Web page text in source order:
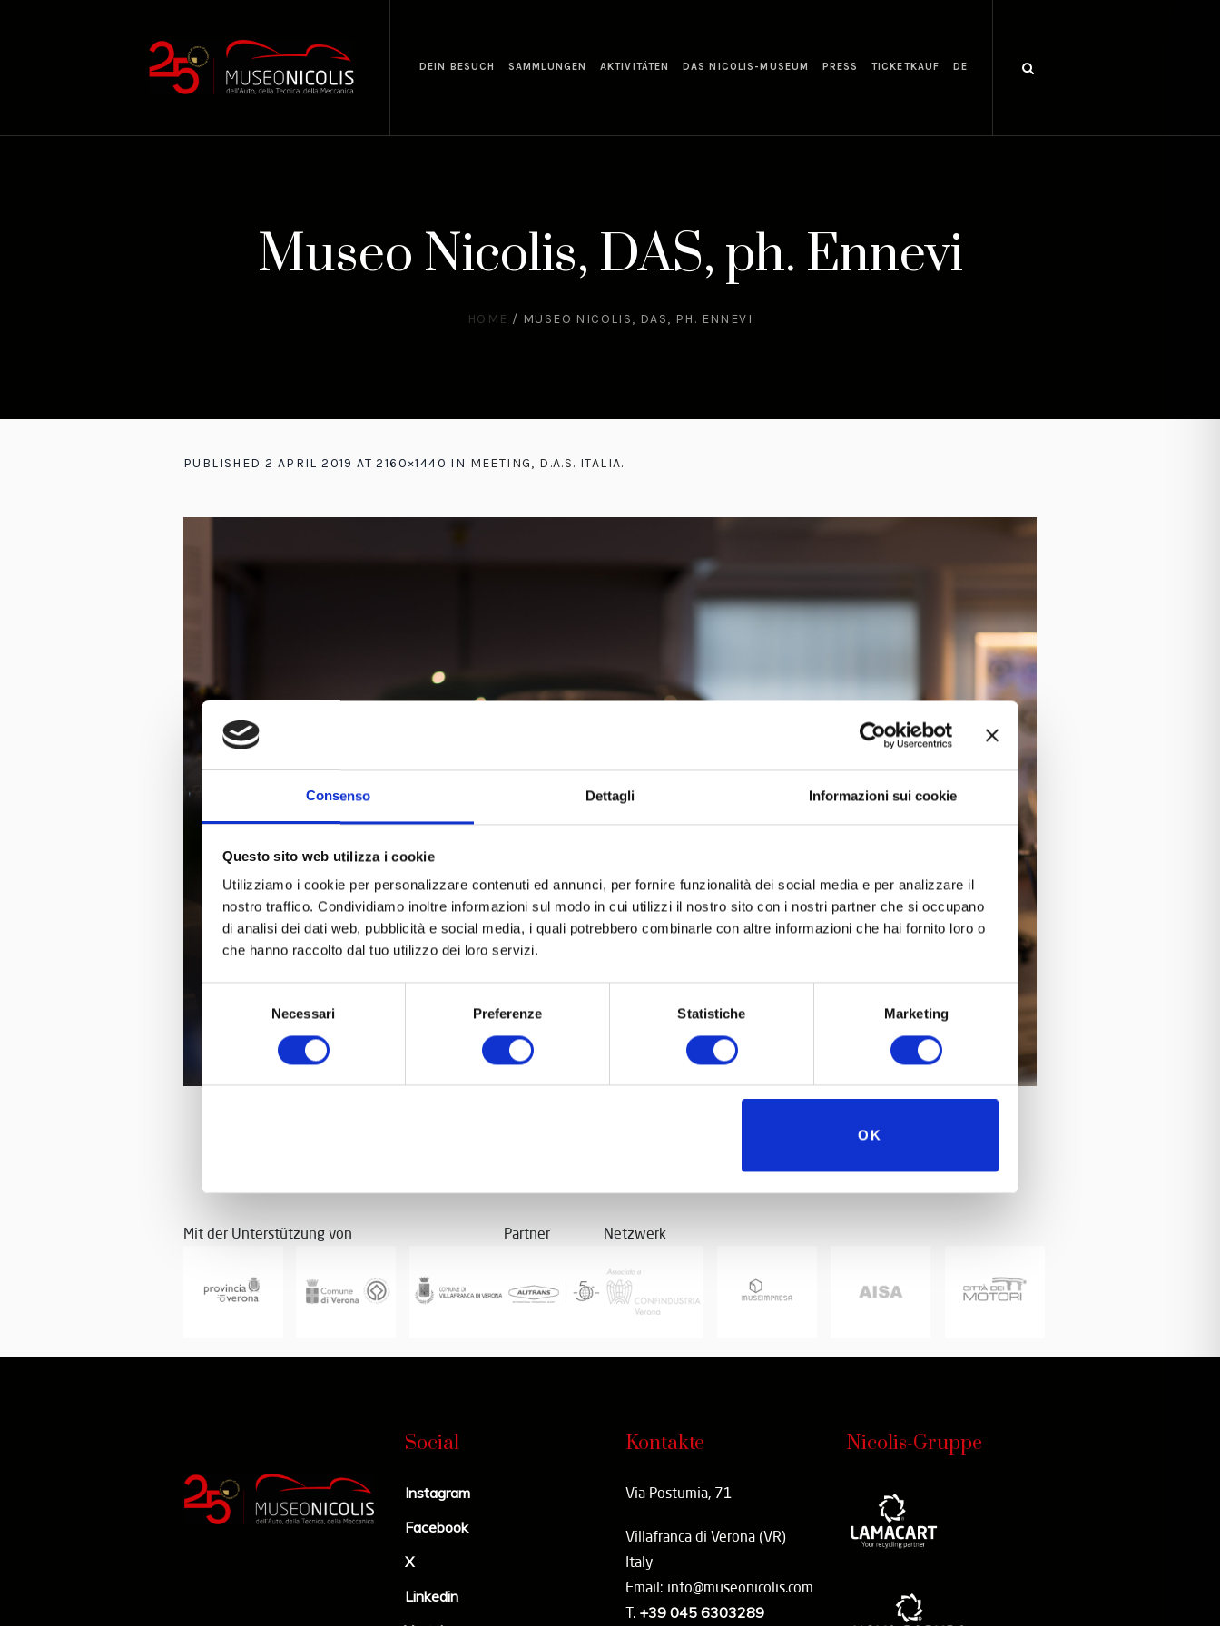
Consenso Dettagli Informazioni sui cookie
Questo sito web utilizza i cookie
Utilizziamo i cookie per personalizzare contenuti ed annunci, per fornire funzionalità dei social media e per analizzare il
nostro traffico. Condividiamo inoltre informazioni sul modo in cui utilizzi il nostro sito con i nostri partner che si occupano
di analisi dei dati web, pubblicità e social media, i quali potrebbero combinarle con altre informazioni che hai fornito loro o
che hanno raccolto dal tuo utilizzo dei loro servizi.
Necessari Preferenze Statistiche Marketing
OK
DEIN BESUCH SAMMLUNGEN AKTIVITÄTEN DAS NICOLIS-MUSEUM PRESS TICKETKAUF DE
Museo Nicolis, DAS, ph. Ennevi
HOME / MUSEO NICOLIS, DAS, PH. ENNEVI
PUBLISHED 2 APRIL 2019 AT 2160×1440 IN MEETING, D.A.S. ITALIA.
Mit der Unterstützung von Partner Netzwerk
Social
Instagram
Facebook
X
Linkedin
Kontakte
Via Postumia, 71
Villafranca di Verona (VR)
Italy
Email: info@museonicolis.com
T. +39 045 6303289
Nicolis-Gruppe